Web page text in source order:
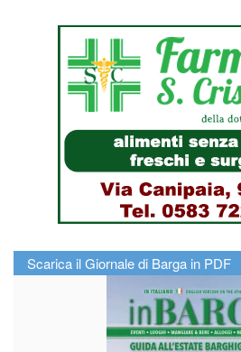
Scarica il Giornale di Barga in PDF